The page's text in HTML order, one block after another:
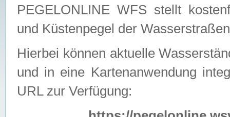
PEGELONLINE WFS stellt
und Küstenpegel der
Hierbei können aktuelle
und in eine Kartenanwendung
URL zur Verfügung: